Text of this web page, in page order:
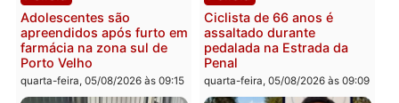
Polícia
Furto de energia já levou
Política
Justiça Eleitoral manda